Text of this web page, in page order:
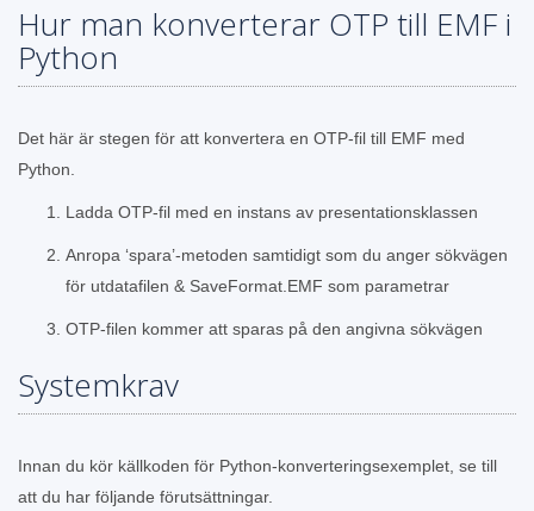
Hur man konverterar OTP till EMF i
Python
Det här är stegen för att konvertera en OTP-fil till EMF med
Python.
Ladda OTP-fil med en instans av presentationsklassen
Anropa ‘spara’-metoden samtidigt som du anger sökvägen
för utdatafilen & SaveFormat.EMF som parametrar
OTP-filen kommer att sparas på den angivna sökvägen
Systemkrav
Innan du kör källkoden för Python-konverteringsexemplet, se till
att du har följande förutsättningar.